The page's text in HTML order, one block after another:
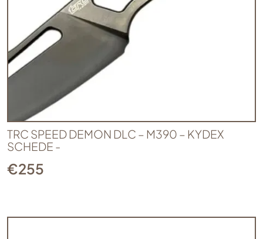
TRC SPEED DEMON DLC – M390 – KYDEX
SCHEDE -
€255